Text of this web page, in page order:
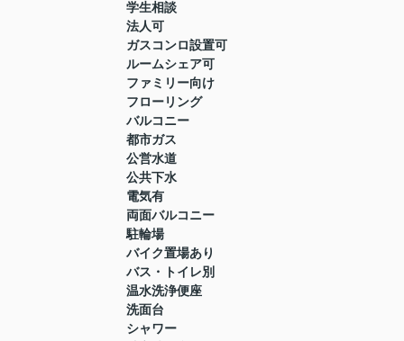
学生相談
法人可
ガスコンロ設置可
ルームシェア可
ファミリー向け
フローリング
バルコニー
都市ガス
公営水道
公共下水
電気有
両面バルコニー
駐輪場
バイク置場あり
バス・トイレ別
温水洗浄便座
洗面台
シャワー